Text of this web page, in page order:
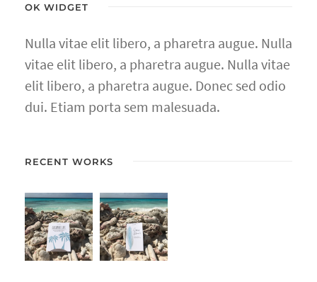
OK WIDGET
Nulla vitae elit libero, a pharetra augue. Nulla
vitae elit libero, a pharetra augue. Nulla vitae
elit libero, a pharetra augue. Donec sed odio
dui. Etiam porta sem malesuada.
RECENT WORKS